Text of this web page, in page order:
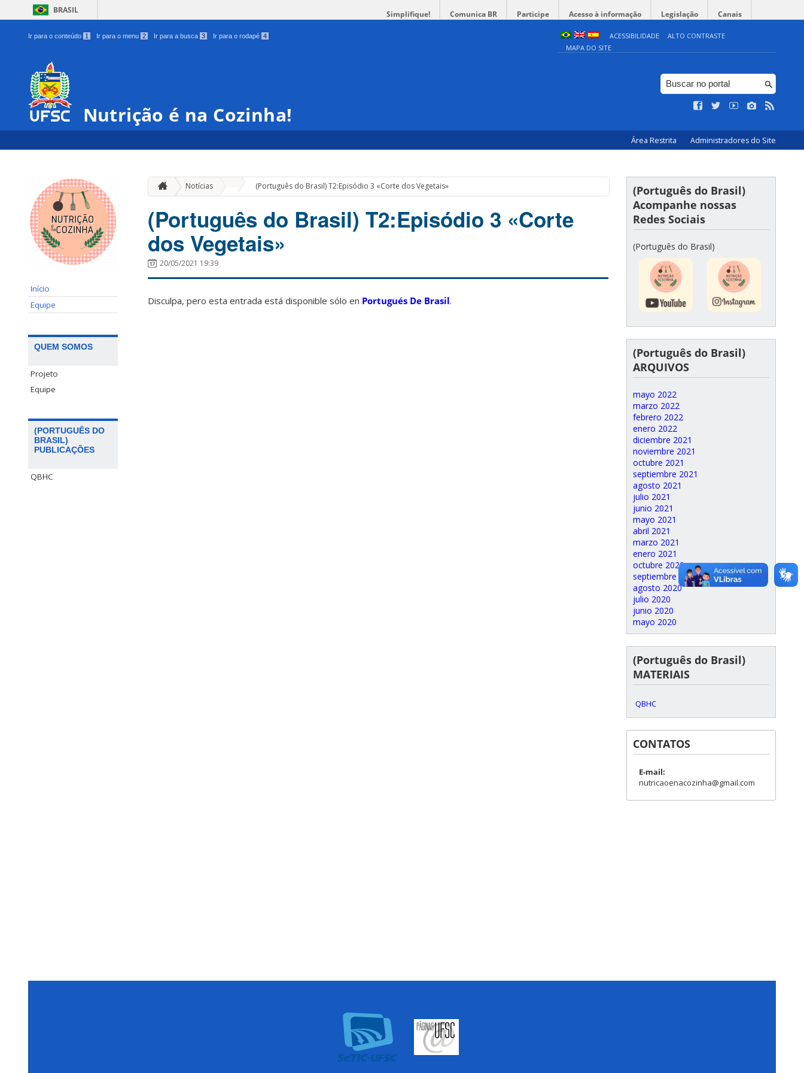
BRASIL Simplifique! Comunica BR Participe Acesso à informação Legislação Canais
Ir para o conteúdo 1 Ir para o menu 2 Ir para a busca 3 Ir para o rodapé 4 ACESSIBILIDADE
ALTO CONTRASTE
MAPA DO SITE
Nutrição é na Cozinha!
Área Restrita Administradores do Site
Início
Equipe
QUEM SOMOS
Projeto
Equipe
(PORTUGUÊS DO
BRASIL)
PUBLICAÇÕES
QBHC
Notícias (Português do Brasil) T2:Episódio 3 «Corte dos Vegetais»
(Português do Brasil) T2:Episódio 3 «Corte
dos Vegetais»
20/05/2021 19:39
Disculpa, pero esta entrada está disponible sólo en Portugués De Brasil.
(Português do Brasil)
Acompanhe nossas
Redes Sociais
(Português do Brasil)
(Português do Brasil)
ARQUIVOS
mayo 2022
marzo 2022
febrero 2022
enero 2022
diciembre 2021
noviembre 2021
octubre 2021
septiembre 2021
agosto 2021
julio 2021
junio 2021
mayo 2021
abril 2021
marzo 2021
enero 2021
octubre 2020
septiembre 2020
agosto 2020
julio 2020
junio 2020
mayo 2020
(Português do Brasil)
MATERIAIS
QBHC
CONTATOS
E-mail:
nutricaoenacozinha@gmail.com